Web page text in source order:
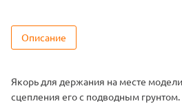
Описание
Якорь для держания на месте
сцепления его с подводным грунтом.